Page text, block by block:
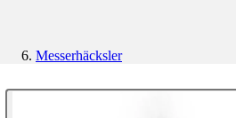
Messerhäcksler